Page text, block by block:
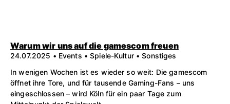
Warum wir uns auf die gamescom freuen
24.07.2025 • Events • Spiele-Kultur • Sonstiges
In wenigen Wochen ist es wieder so weit: Die gamescom
öffnet ihre Tore, und für tausende Gaming-Fans – uns
eingeschlossen – wird Köln für ein paar Tage zum